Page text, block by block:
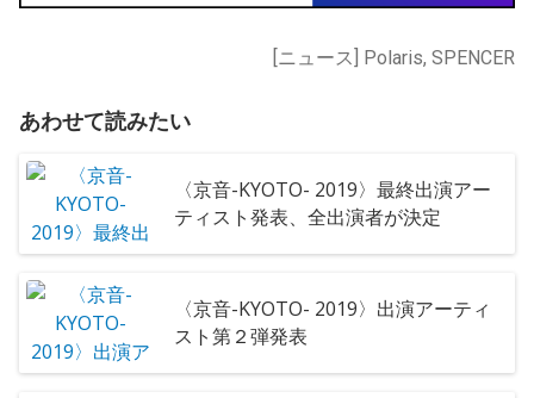
[ニュース] Polaris, SPENCER
あわせて読みたい
〈京音-KYOTO- 2019〉最終出演アー
ティスト発表、全出演者が決定
〈京音-KYOTO- 2019〉出演アーティ
スト第２弾発表